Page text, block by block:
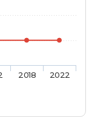
2018 2022